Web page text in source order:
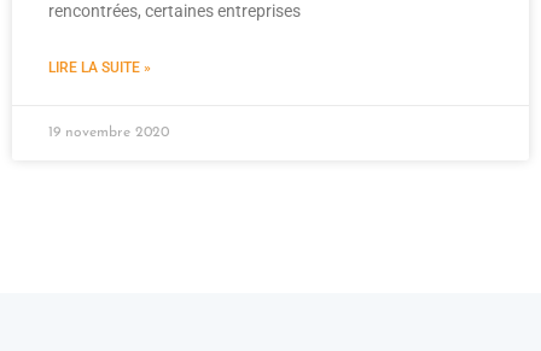
rencontrées, certaines entreprises
LIRE LA SUITE »
19 novembre 2020